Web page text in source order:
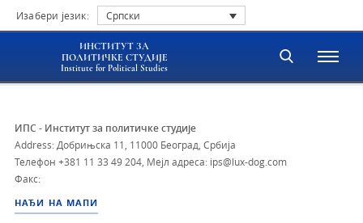
Изабери језик: Српски
ИНСТИТУТ ЗА
ПОЛИТИЧКЕ СТУДИЈЕ
Institute for Political Studies
ИПС - Институт за политичке студије
Address: Добрињска 11, 11000 Београд, Србија
Телефон +381 11 33 49 204 Мејл адреса: ips@lux-dog.com
Факс:
НАЂИ НА МАПИ